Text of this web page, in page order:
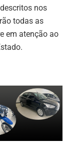
nos
todas as
em atenção ao